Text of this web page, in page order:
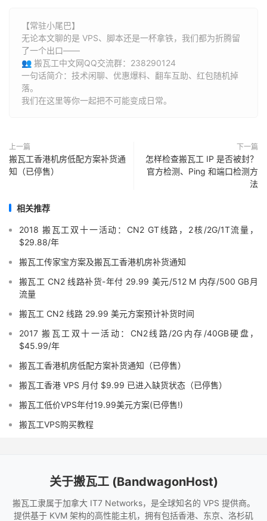
【常驻小尾巴】
无论本文聊的是 VPS、脚本还是一杯拿铁，我们都为折腾留
了一个出口——
👥 搬瓦工中文网QQ交流群：238290124
一句话简介：技术闲聊、优惠爆料、翻车互助、红包随机掉
落。
我们在这里等你一起把不可能变成日常。
上一篇
搬瓦工香港机房低配方案补货通
知（已停售）
下一篇
怎样检查搬瓦工 IP 是否被封？
官方检测、Ping 和端口检测方
法
相关推荐
2018 搬瓦工双十一活动：CN2 GT线路，2核/2G/1T流量，
$29.88/年
搬瓦工传家宝方案及搬瓦工香港机房补货通知
搬瓦工 CN2 线路补货-年付 29.99 美元/512 M 内存/500 GB月
流量
搬瓦工 CN2 线路 29.99 美元方案预计补货时间
2017 搬瓦工双十一活动：CN2线路/2G内存/40GB硬盘，
$45.99/年
搬瓦工香港机房低配方案补货通知（已停售）
搬瓦工香港 VPS 月付 $9.99 已进入缺货状态（已停售）
搬瓦工低价VPS年付19.99美元方案(已停售!)
搬瓦工VPS购买教程
关于搬瓦工 (BandwagonHost)
搬瓦工隶属于加拿大 IT7 Networks，是全球知名的 VPS 提供商。
提供基于 KVM 架构的高性能主机，拥有包括香港、东京、洛杉矶